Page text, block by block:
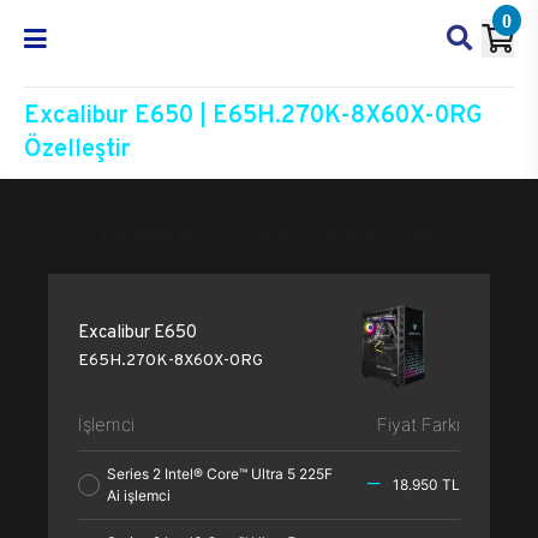
0
Excalibur E650 | E65H.270K-8X60X-0RG
Özelleştir
Excalibur E650
E65H.270K-8X60X-0RG
İşlemci Fiyat Farkı
Series 2 Intel® Core™ Ultra 5 225F
Ai işlemci
18.950 TL